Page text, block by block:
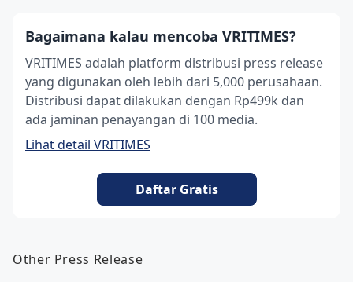
Bagaimana kalau mencoba VRITIMES?
VRITIMES adalah platform distribusi press release
yang digunakan oleh lebih dari 5,000 perusahaan.
Distribusi dapat dilakukan dengan Rp499k dan
ada jaminan penayangan di 100 media.
Lihat detail VRITIMES
Daftar Gratis
Other Press Release